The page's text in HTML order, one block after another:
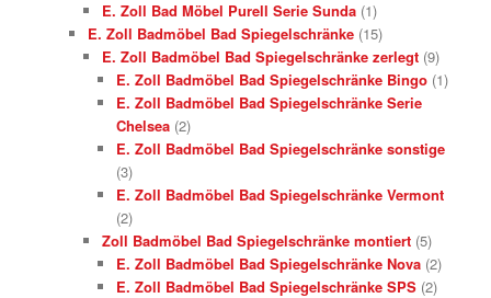
E. Zoll Bad Möbel Purell Serie Sunda (1)
E. Zoll Badmöbel Bad Spiegelschränke (15)
E. Zoll Badmöbel Bad Spiegelschränke zerlegt (9)
E. Zoll Badmöbel Bad Spiegelschränke Bingo (1)
E. Zoll Badmöbel Bad Spiegelschränke Serie
Chelsea (2)
E. Zoll Badmöbel Bad Spiegelschränke sonstige
(3)
E. Zoll Badmöbel Bad Spiegelschränke Vermont
(2)
Zoll Badmöbel Bad Spiegelschränke montiert (5)
E. Zoll Badmöbel Bad Spiegelschränke Nova (2)
E. Zoll Badmöbel Bad Spiegelschränke SPS (2)